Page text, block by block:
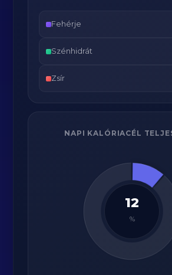
Fehérje
Szénhidrát
Zsír
NAPI KALÓRIACÉL
12
%